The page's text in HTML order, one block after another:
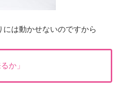
には動かせないのですから
か」